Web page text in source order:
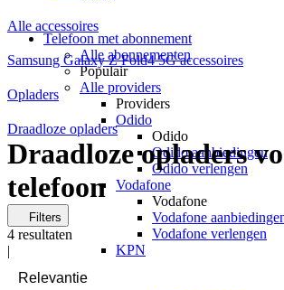
Telefoon met abonnement
Alle abonnementen
Populair
Alle providers
Providers
Odido
Odido
Odido aanbiedingen
Odido verlengen
Vodafone
Vodafone
Vodafone
Vodafone verlengen
KPN
Alle accessoires
Samsung Galaxy Z Fold4 5G accessoires
Opladers
Draadloze opladers
Draadloze opladers
telefoon
Filters
4 resultaten
|